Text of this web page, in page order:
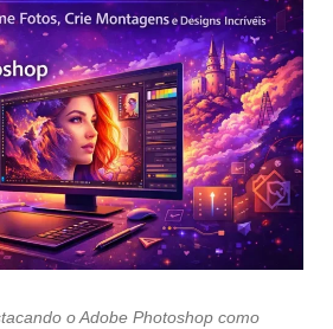
o Adobe Photoshop como